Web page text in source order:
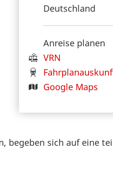
Deutschland
Anreise planen
VRN
Google Maps
begeben sich auf eine